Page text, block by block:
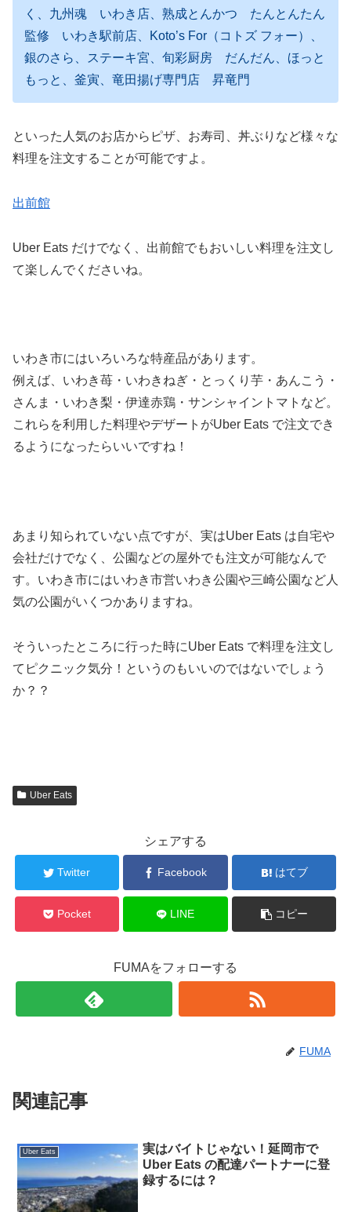
く、九州魂 いわき店、熟成とんかつ たんとんたん
監修 いわき駅前店、Koto’s For（コトズ フォー）、
銀のさら、ステーキ宮、旬彩厨房 だんだん、ほっと
もっと、釜寅、竜田揚げ専門店 昇竜門
といった人気のお店からピザ、お寿司、丼ぶりなど様々な
料理を注文することが可能ですよ。
出前館
Uber Eats だけでなく、出前館でもおいしい料理を注文し
て楽しんでくださいね。
いわき市にはいろいろな特産品があります。
例えば、いわき苺・いわきねぎ・とっくり芋・あんこう・
さんま・いわき梨・伊達赤鶏・サンシャイントマトなど。
これらを利用した料理やデザートがUber Eats で注文でき
るようになったらいいですね！
あまり知られていない点ですが、実はUber Eats は自宅や
会社だけでなく、公園などの屋外でも注文が可能なんで
す。いわき市にはいわき市営いわき公園や三崎公園など人
気の公園がいくつかありますね。
そういったところに行った時にUber Eats で料理を注文し
てピクニック気分！というのもいいのではないでしょう
か？？
Uber Eats
シェアする
Twitter Facebook はてブ
Pocket LINE コピー
FUMAをフォローする
FUMA
関連記事
Uber Eats
実はバイトじゃない！延岡市で
Uber Eats の配達パートナーに登
録するには？